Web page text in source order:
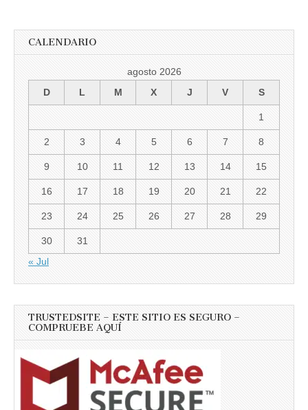
CALENDARIO
agosto 2026
D
L M X J V S
1
2 3 4 5 6 7 8
9 10 11 12 13 14 15
16 17 18 19 20 21 22
23 24 25 26 27 28 29
30
31
« Jul
TRUSTEDSITE – ESTE SITIO ES SEGURO –
COMPRUEBE AQUÍ